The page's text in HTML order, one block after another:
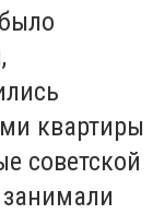
квартиры
советской